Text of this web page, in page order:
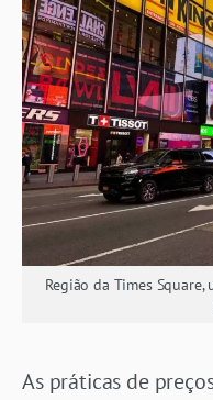
Região da Times
As práticas de